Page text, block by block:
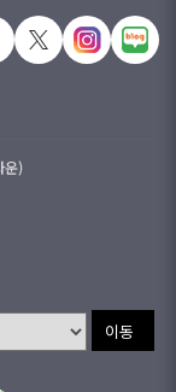
운)
이동